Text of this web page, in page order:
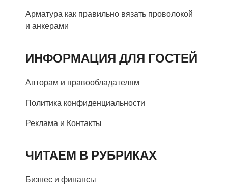
Арматура как правильно вязать проволокой
и анкерами
ИНФОРМАЦИЯ ДЛЯ ГОСТЕЙ
Авторам и правообладателям
Политика конфиденциальности
Реклама и Контакты
ЧИТАЕМ В РУБРИКАХ
Бизнес и финансы